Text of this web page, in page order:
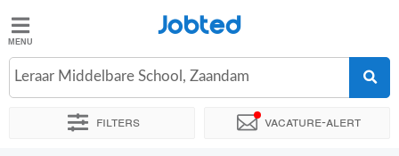
Jobted
Vacatures
Salarissen
Jobted
Leraar Middelbare School, Zaandam
Filters Vacature-alert